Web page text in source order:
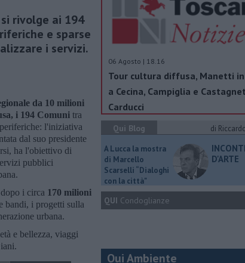
rivolge ai 194
e sparse
i servizi.
da 10 milioni
i 194 Comuni tra
l'iniziativa
dal suo presidente
ha l'obiettivo di
pubblici
i circa 170 milioni
bandi, i progetti sulla
urbana.
e bellezza, viaggi
06 Agosto | 18.16
Tour cultura diffusa, Manetti
a Cecina, Campiglia e
Carducci
Qui Blog
di
A Lucca la mostra
di Marcello
Scarselli “Dialoghi
con la città"
D'ARTE
QUI Condoglianze
Qui Ambiente